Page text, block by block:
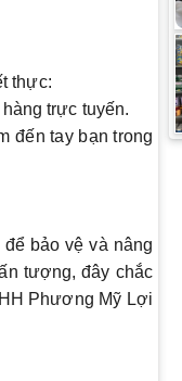
thực:
trực tuyến.
đến tay bạn trong
bảo vệ và nâng
tượng, đây chắc
Phương Mỹ Lợi